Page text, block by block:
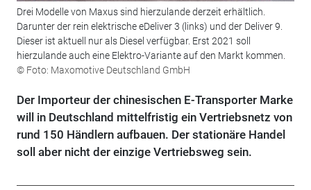
Drei Modelle von Maxus sind hierzulande derzeit erhältlich.
Darunter der rein elektrische eDeliver 3 (links) und der Deliver 9.
Dieser ist aktuell nur als Diesel verfügbar. Erst 2021 soll
hierzulande auch eine Elektro-Variante auf den Markt kommen.
© Foto: Maxomotive Deutschland GmbH
Der Importeur der chinesischen E-Transporter Marke
will in Deutschland mittelfristig ein Vertriebsnetz von
rund 150 Händlern aufbauen. Der stationäre Handel
soll aber nicht der einzige Vertriebsweg sein.